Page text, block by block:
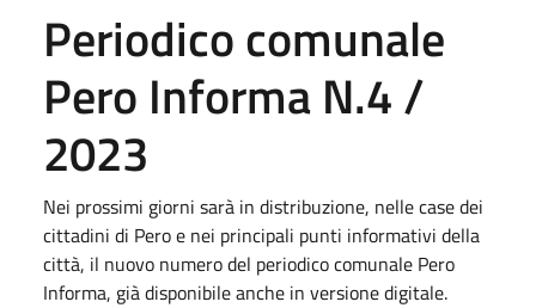
Periodico comunale
Pero Informa N.4 /
2023
Nei prossimi giorni sarà in distribuzione, nelle case dei
cittadini di Pero e nei principali punti informativi della
città, il nuovo numero del periodico comunale Pero
Informa, già disponibile anche in versione digitale.